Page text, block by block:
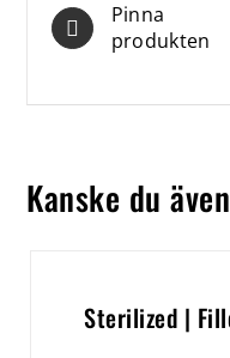
Pinna
produkten
Kanske du
Sterilized |